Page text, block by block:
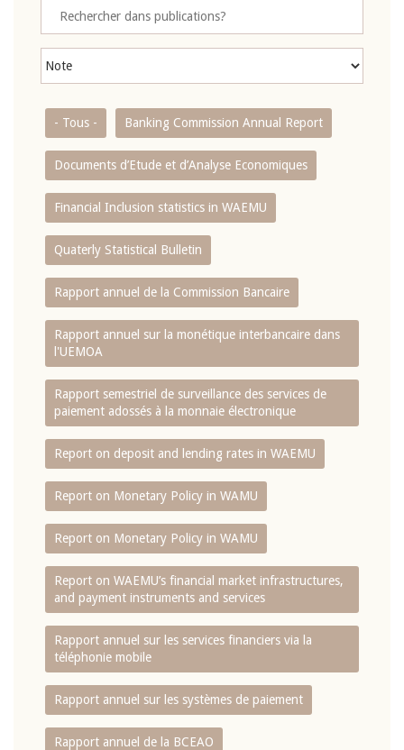
- Tous - Banking Commission Annual Report
Documents d’Etude et d’Analyse Economiques
Financial Inclusion statistics in WAEMU
Quaterly Statistical Bulletin
Rapport annuel de la Commission Bancaire
Rapport annuel sur la monétique interbancaire dans
l'UEMOA
Rapport semestriel de surveillance des services de
paiement adossés à la monnaie électronique
Report on deposit and lending rates in WAEMU
Report on Monetary Policy in WAMU
Report on Monetary Policy in WAMU
Report on WAEMU’s financial market infrastructures,
and payment instruments and services
Rapport annuel sur les services financiers via la
téléphonie mobile
Rapport annuel sur les systèmes de paiement
Rapport annuel de la BCEAO